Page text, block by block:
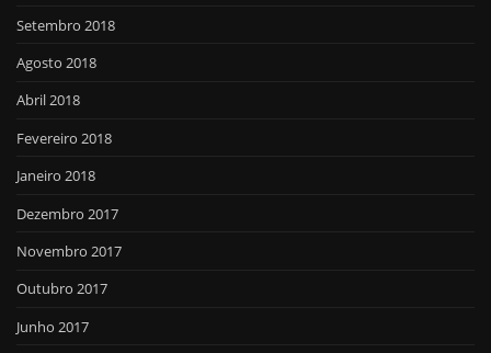
Setembro 2018
Agosto 2018
Abril 2018
Fevereiro 2018
Janeiro 2018
Dezembro 2017
Novembro 2017
Outubro 2017
Junho 2017